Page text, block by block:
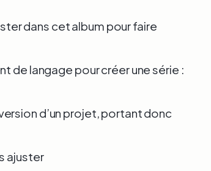
dans cet album pour faire
de langage pour créer une série :
d’un projet, portant donc
ajuster